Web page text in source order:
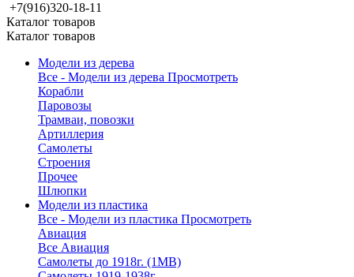
+7(916)320-18-11
Каталог товаров
Каталог товаров
Модели из дерева
Все - Модели из дерева Просмотреть
Корабли
Паровозы
Трамваи, повозки
Артиллерия
Самолеты
Строения
Прочее
Шлюпки
Модели из пластика
Все - Модели из пластика Просмотреть
Авиация
Все Авиация
Самолеты до 1918г. (1МВ)